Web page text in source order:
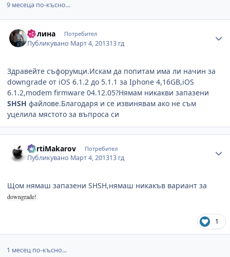
9 месеца по-късно...
Полина Потребител
Публикувано Март 4, 201313 гд
Здравейте съфорумци.Искам да попитам има ли начин за
downgrade от iOS 6.1.2 до 5.1.1 за Iphone 4,16GB,iOS
6.1.2,modem firmware 04.12.05?Нямам никакви запазени
SHSH файлове.Благодаря и се извинявам ако не съм
уцелила мястото за въпроса си
KurtiMakarov Потребител
Публикувано Март 4, 201313 гд
Щом нямаш запазени SHSH,нямаш никакъв вариант за
downgrade!
1
1 месец по-късно...